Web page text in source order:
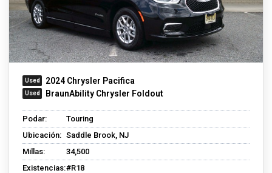
2024 Chrysler Pacifica
BraunAbility Chrysler Foldout
Podar:
Touring
Ubicación: Saddle Brook, NJ
Millas:
34,500
Existencias:#R18